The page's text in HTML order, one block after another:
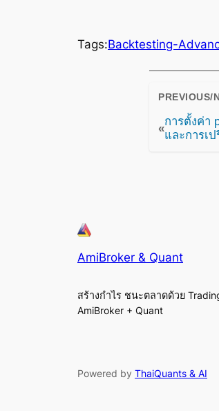
Tags:Backtesting-
PREVIOUS/
«
การตั้งค่า
และการเ
AmiBroker & Quant
สร้างกำไร ชนะตลาดด้วย
AmiBroker + Quant
Powered by ThaiQuants & AI